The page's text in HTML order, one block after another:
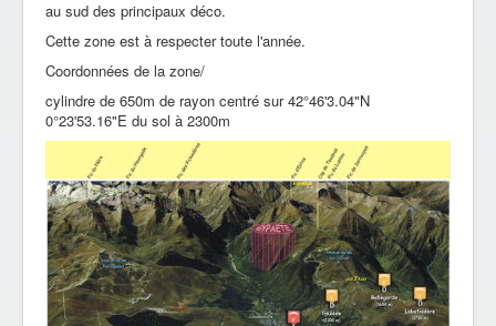
au sud des principaux déco.
Cette zone est à respecter toute l'année.
Coordonnées de la zone/
cylindre de 650m de rayon centré sur 42°46'3.04"N
0°23'53.16"E du sol à 2300m